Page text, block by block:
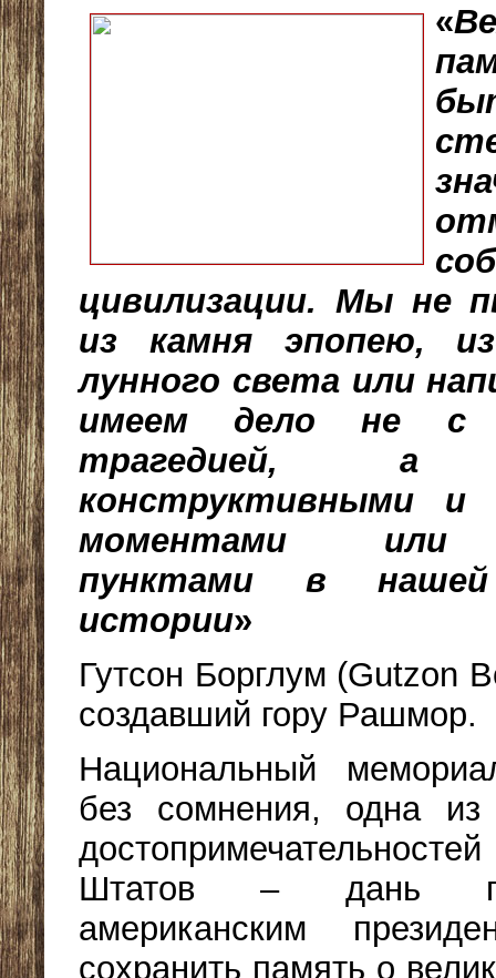
«
цивилизации. Мы не
из камня эпопею,
лунного света или
имеем дело не с
трагедией,
конструктивными и
моментами или
пунктами в нашей
истории»
Гутсон Борглум (Gutzon
создавший гору Рашмор.
Национальный
без сомнения, одна из
Штатов – дань
американским
сохранить память о